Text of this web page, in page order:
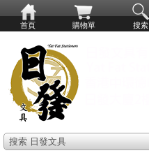
首頁 購物單 搜索
搜索 日發文具